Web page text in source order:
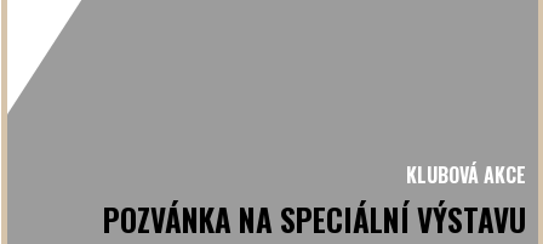
KLUBOVÁ AKCE
POZVÁNKA NA SPECIÁLNÍ VÝSTAVU